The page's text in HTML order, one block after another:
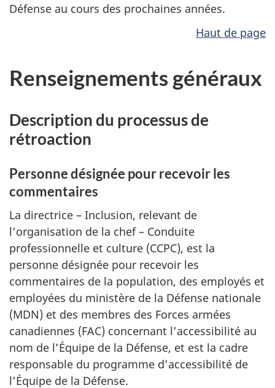
Défense au cours des prochaines années.
Haut de page
Renseignements généraux
Description du processus de
rétroaction
Personne désignée pour recevoir les
commentaires
La directrice – Inclusion, relevant de
l’organisation de la chef – Conduite
professionnelle et culture (CCPC), est la
personne désignée pour recevoir les
commentaires de la population, des employés et
employées du ministère de la Défense nationale
(MDN) et des membres des Forces armées
canadiennes (FAC) concernant l’accessibilité au
nom de l’Équipe de la Défense, et est la cadre
responsable du programme d’accessibilité de
l’Équipe de la Défense.